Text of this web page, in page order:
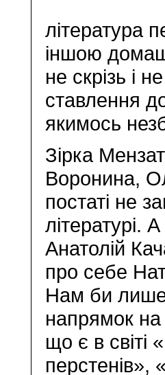
література
іншою
не скрізь і
ставлення
якимось
Зірка
Воронина,
постаті не
літературі.
Анатолій
про себе
Нам би лише
напрямок на
що є в світі